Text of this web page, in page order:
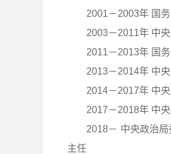
2001－2003年 国务
2003－2011年 中央
2011－2013年 国务
2013－2014年 中央
2014－2017年 中央
2017－2018年 中央
2018－ 中央政治局
主任